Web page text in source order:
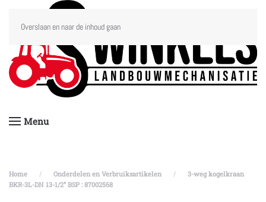
Overslaan en naar de inhoud gaan
Menu
Home Onderdelen en Verbruiksartikelen
3-weg kogelkraan
BKR-3L-DN 13-1/2” BSP : 87002568